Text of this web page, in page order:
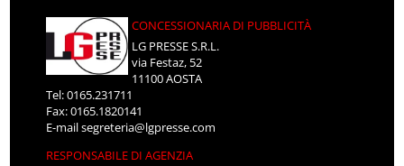
CONCESSIONARIA DI PUBBLICITÀ
LG PRESSE S.R.L.
via Festaz, 52
11100 AOSTA
Tel: 0165.231711
Fax: 0165.1820141
E-mailsegreteria@lgpresse.com
RESPONSABILE DI AGENZIA